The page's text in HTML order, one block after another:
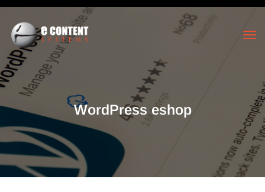
WordPress eshop